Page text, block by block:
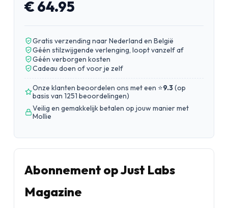
€ 64.95
Gratis verzending naar Nederland en België
Géén stilzwijgende verlenging, loopt vanzelf af
Géén verborgen kosten
Cadeau doen of voor je zelf
Onze klanten beoordelen ons met een ⭐9.3(op
basis van 1251 beoordelingen)
Veilig en gemakkelijk betalen op jouw manier met
Mollie
Abonnement op Just Labs
Magazine